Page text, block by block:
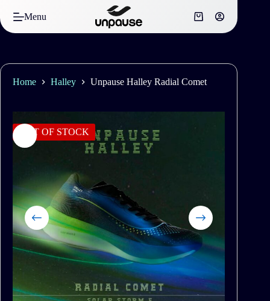
content
Menu
Shopping
cart
Home Halley Unpause Halley Radial Comet
OUT OF STOCK